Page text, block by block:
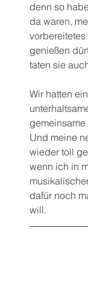
denn so
da waren,
genießen
taten sie
Wir hatten
gemeinsame
Und meine
wieder toll
wenn ich in
dafür noch
will.